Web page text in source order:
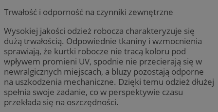
Trwałość i odporność na czynniki zewnętrzne
Wysokiej jakości odzież robocza charakteryzuje się
dużą trwałością. Odpowiednie tkaniny i wzmocnienia
sprawiają, że kurtki robocze nie tracą koloru pod
wpływem promieni UV, spodnie nie przecierają się w
newralgicznych miejscach, a bluzy pozostają odporne
na uszkodzenia mechaniczne. Dzięki temu odzież dłużej
spełnia swoje zadanie, co w perspektywie czasu
przekłada się na oszczędności.